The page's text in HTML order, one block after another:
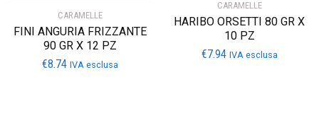
CARAMELLE
FINI ANGURIA FRIZZANTE
90 GR X 12 PZ
€8.74 IVA esclusa
CARAMELLE
HARIBO ORSETTI 80 GR X
10 PZ
€7.94 IVA esclusa